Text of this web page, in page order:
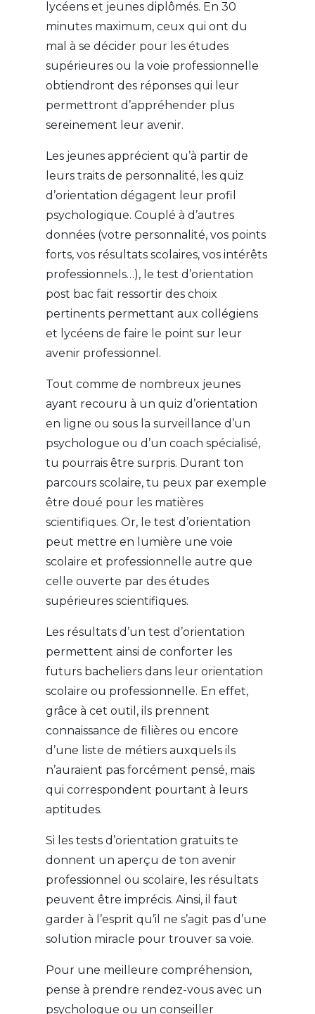
lycéens et jeunes diplômés. En 30
minutes maximum, ceux qui ont du
mal à se décider pour les études
supérieures ou la voie professionnelle
obtiendront des réponses qui leur
permettront d’appréhender plus
sereinement leur avenir.
Les jeunes apprécient qu’à partir de
leurs traits de personnalité, les quiz
d’orientation dégagent leur profil
psychologique. Couplé à d’autres
données (votre personnalité, vos points
forts, vos résultats scolaires, vos intérêts
professionnels…), le test d’orientation
post bac fait ressortir des choix
pertinents permettant aux collégiens
et lycéens de faire le point sur leur
avenir professionnel.
Tout comme de nombreux jeunes
ayant recouru à un quiz d’orientation
en ligne ou sous la surveillance d’un
psychologue ou d’un coach spécialisé,
tu pourrais être surpris. Durant ton
parcours scolaire, tu peux par exemple
être doué pour les matières
scientifiques. Or, le test d’orientation
peut mettre en lumière une voie
scolaire et professionnelle autre que
celle ouverte par des études
supérieures scientifiques.
Les résultats d’un test d’orientation
permettent ainsi de conforter les
futurs bacheliers dans leur orientation
scolaire ou professionnelle. En effet,
grâce à cet outil, ils prennent
connaissance de filières ou encore
d’une liste de métiers auxquels ils
n’auraient pas forcément pensé, mais
qui correspondent pourtant à leurs
aptitudes.
Si les tests d’orientation gratuits te
donnent un aperçu de ton avenir
professionnel ou scolaire, les résultats
peuvent être imprécis. Ainsi, il faut
garder à l’esprit qu’il ne s’agit pas d’une
solution miracle pour trouver sa voie.
Pour une meilleure compréhension,
pense à prendre rendez-vous avec un
psychologue ou un conseiller